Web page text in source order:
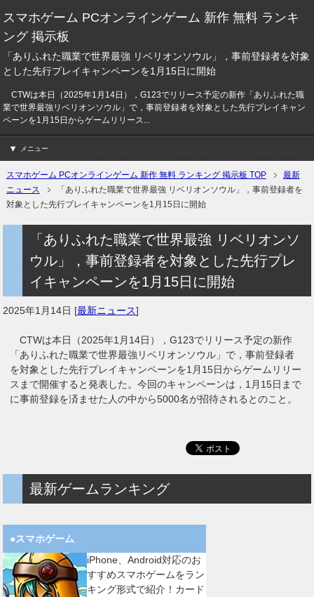
スマホゲーム PCオンラインゲーム 新作 無料 ランキ
ング 掲示板
「ありふれた職業で世界最強 リベリオンソウル」，事前登録者を対象
とした先行プレイキャンペーンを1月15日に開始
CTWは本日（2025年1月14日），G123でリリース予定の新作「ありふれた職
業で世界最強リベリオンソウル」で，事前登録者を対象とした先行プレイキャン
ペーンを1月15日からゲームリリース...
メニュー
スマホゲーム PCオンラインゲーム 新作 無料 ランキング 掲示板 TOP
最新
ニュース
「ありふれた職業で世界最強 リベリオンソウル」，事前登録者を
対象とした先行プレイキャンペーンを1月15日に開始
「ありふれた職業で世界最強 リベリオンソ
ウル」，事前登録者を対象とした先行プレ
イキャンペーンを1月15日に開始
2025年1月14日 [最新ニュース]
CTWは本日（2025年1月14日），G123でリリース予定の新作
「ありふれた職業で世界最強リベリオンソウル」で，事前登録者
を対象とした先行プレイキャンペーンを1月15日からゲームリリー
スまで開催すると発表した。今回のキャンペーンは，1月15日まで
に事前登録を済ませた人の中から5000名が招待されるとのこと。
最新ゲームランキング
●スマホゲーム
iPhone、Android対応のお
すすめスマホゲームをラン
キング形式で紹介！カード